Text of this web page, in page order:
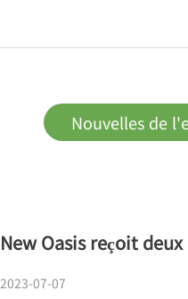
Nouvelles de
New Oasis reçoit
2023-07-07